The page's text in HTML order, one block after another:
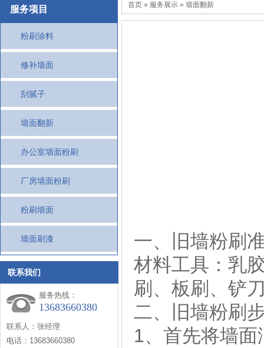
服务项目
粉刷涂料
修补墙面
刮腻子
墙面翻新
办公室墙面粉刷
厂房墙面粉刷
粉刷墙面
墙面刷漆
联系我们
服务热线：
13683660380
联系人：张经理
电话：13683660380
首页 » 服务展示 » 墙面翻新
一、旧墙粉
材料工具：乳
刷、板刷、
二、旧墙粉
1、首先将墙